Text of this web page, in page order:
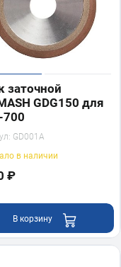
заточной
GDG150 для
700
GD001A
в наличии
₽
В корзину